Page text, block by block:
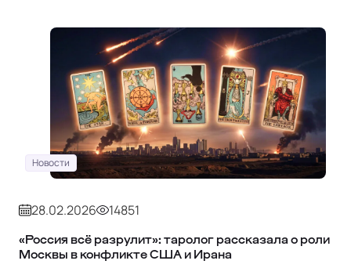
Новости
28.02.2026 14851
«Россия всё разрулит»: таролог рассказала о роли
Москвы в конфликте США и Ирана